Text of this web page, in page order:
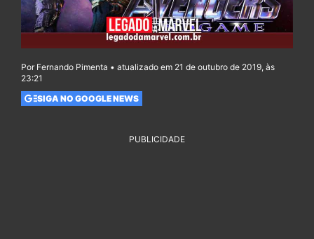
Por Fernando Pimenta • atualizado em 21 de outubro de 2019, às
23:21
SIGA NO GOOGLE NEWS
PUBLICIDADE